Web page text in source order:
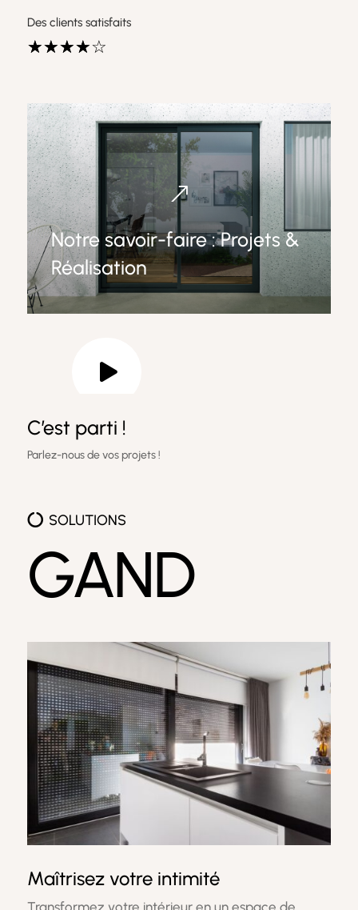
Des clients satisfaits
☆☆☆☆☆
&
Notre savoir-faire : Projets &
Réalisation

C’est parti !
Parlez-nous de vos projets !
 SOLUTIONS
GAND
Maîtrisez votre intimité
Transformez votre intérieur en un espace de